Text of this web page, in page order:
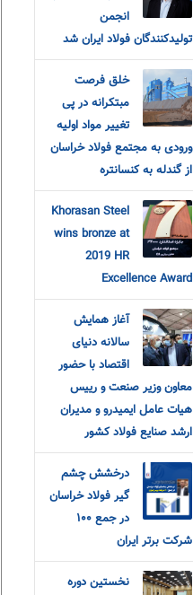
انجمن
تولیدکنندگان فولاد ایران شد
خلق فرصت
مبتکرانه در پی
تغییر مواد اولیه
ورودی به مجتمع فولاد خراسان
از گندله به کنسانتره
Khorasan Steel
wins bronze at
2019 HR
Excellence Award
آغاز همایش
سالانه دنیای
اقتصاد با حضور
معاون وزیر صنعت و رییس
هیات عامل ایمیدرو و مدیران
ارشد صنایع فولاد کشور
درخشش چشم
گیر فولاد خراسان
در جمع ۱۰۰
شرکت برتر ایران
نخستین دوره